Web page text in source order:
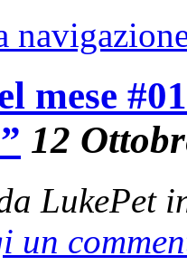
mese
12
LukePet
un